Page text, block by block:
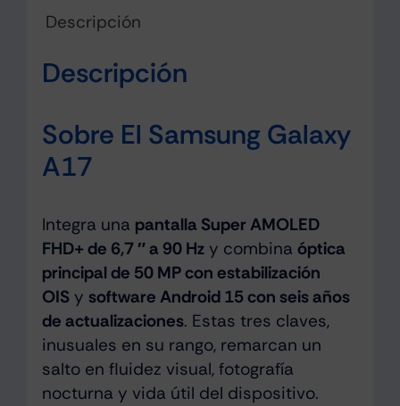
Descripción
Descripción
Sobre El Samsung Galaxy
A17
Integra una pantalla Super AMOLED
FHD+ de 6,7 ″ a 90 Hzy combina óptica
principal de 50 MP con estabilización
OISy software Android 15 con seis años
de actualizaciones. Estas tres claves,
inusuales en su rango, remarcan un
salto en fluidez visual, fotografía
nocturna y vida útil del dispositivo.